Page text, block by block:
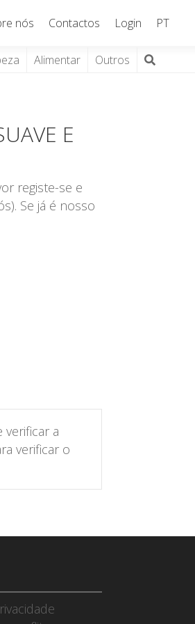
nós Contactos Login PT
Alimentar Outros
E
registe-se e
Se já é nosso
a
verificar o